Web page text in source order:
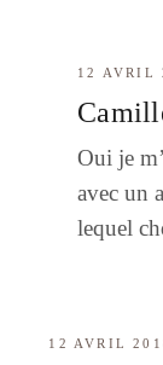
12 AVRIL
Oui je
avec un
lequel
12 AVRIL